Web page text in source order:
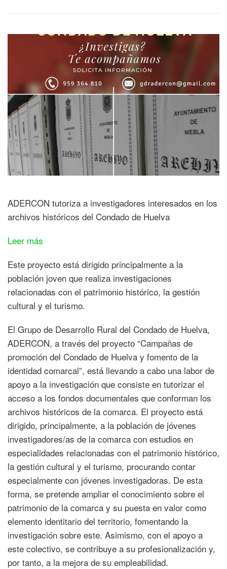
ADERCON tutoriza a investigadores interesados en los
archivos históricos del Condado de Huelva
Leer más
GDR
Condado
de
Huelva
a
investigadores
interesados
en
los
archivos
de
la
comarca
Este proyecto está dirigido principalmente a la
población joven que realiza investigaciones
relacionadas con el patrimonio histórico, la gestión
cultural y el turismo.
El Grupo de Desarrollo Rural del Condado de Huelva,
ADERCON, a través del proyecto “Campañas de
promoción del Condado de Huelva y fomento de la
identidad comarcal”, está llevando a cabo una labor de
apoyo a la investigación que consiste en tutorizar el
acceso a los fondos documentales que conforman los
archivos históricos de la comarca. El proyecto está
dirigido, principalmente, a la población de jóvenes
investigadores/as de la comarca con estudios en
especialidades relacionadas con el patrimonio histórico,
la gestión cultural y el turismo, procurando contar
especialmente con jóvenes investigadoras. De esta
forma, se pretende ampliar el conocimiento sobre el
patrimonio de la comarca y su puesta en valor como
elemento identitario del territorio, fomentando la
investigación sobre este. Asimismo, con el apoyo a
este colectivo, se contribuye a su profesionalización y,
por tanto, a la mejora de su empleabilidad.